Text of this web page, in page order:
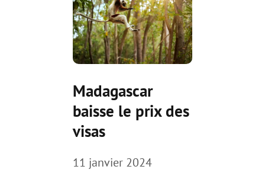
Madagascar
baisse le prix des
visas
11 janvier 2024